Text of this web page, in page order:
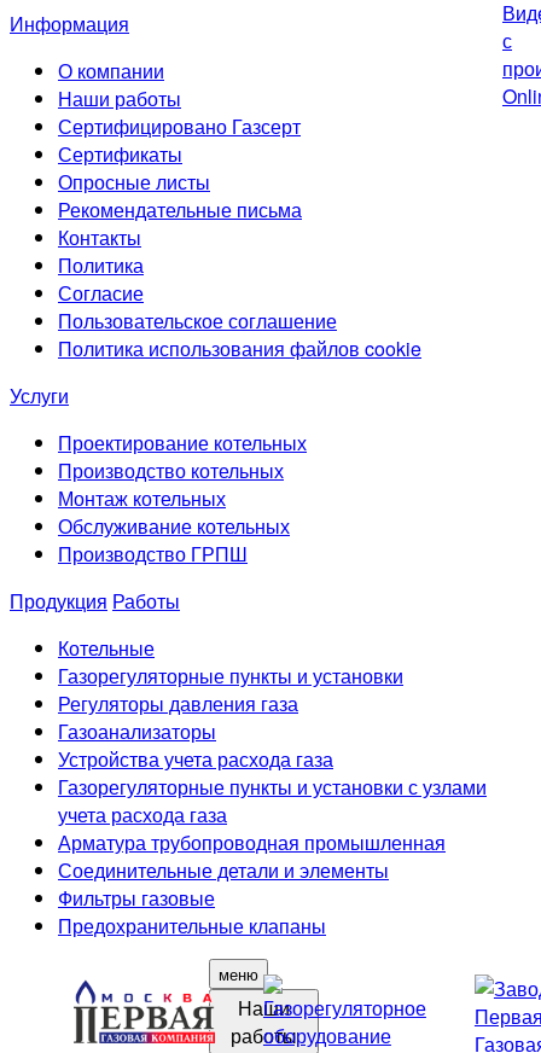
Информация
О компании
Наши работы
Сертифицировано Газсерт
Сертификаты
Опросные листы
Рекомендательные письма
Контакты
Политика
Согласие
Пользовательское соглашение
Политика использования файлов cookie
Услуги
Проектирование котельных
Производство котельных
Монтаж котельных
Обслуживание котельных
Производство ГРПШ
Продукция Работы
Котельные
Газорегуляторные пункты и установки
Регуляторы давления газа
Газоанализаторы
Устройства учета расхода газа
Газорегуляторные пункты и установки с узлами
учета расхода газа
Арматура трубопроводная промышленная
Соединительные детали и элементы
Фильтры газовые
Предохранительные клапаны
меню
Наши
работы